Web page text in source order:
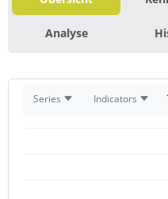
Analyse
Series Indicators